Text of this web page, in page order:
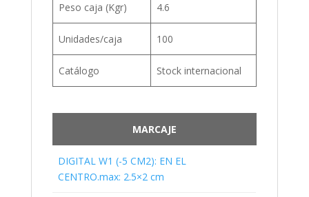
Peso caja (Kgr) 4.6
Unidades/caja 100
Catálogo Stock internacional
MARCAJE
DIGITAL W1 (-5 CM2): EN EL
CENTRO.max: 2.5×2 cm